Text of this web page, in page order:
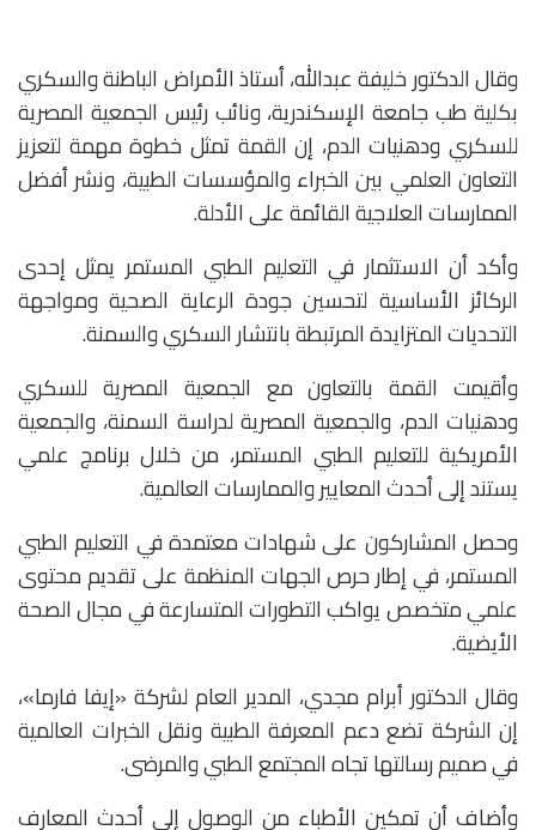
وقال الدكتور خليفة عبدالله، أستاذ الأمراض الباطنة والسكري
بكلية طب جامعة الإسكندرية، ونائب رئيس الجمعية المصرية
للسكري ودهنيات الدم، إن القمة تمثل خطوة مهمة لتعزيز
التعاون العلمي بين الخبراء والمؤسسات الطبية، ونشر أفضل
الممارسات العلاجية القائمة على الأدلة.
وأكد أن الاستثمار في التعليم الطبي المستمر يمثل إحدى
الركائز الأساسية لتحسين جودة الرعاية الصحية ومواجهة
التحديات المتزايدة المرتبطة بانتشار السكري والسمنة.
وأقيمت القمة بالتعاون مع الجمعية المصرية للسكري
ودهنيات الدم، والجمعية المصرية لدراسة السمنة، والجمعية
الأمريكية للتعليم الطبي المستمر، من خلال برنامج علمي
يستند إلى أحدث المعايير والممارسات العالمية.
وحصل المشاركون على شهادات معتمدة في التعليم الطبي
المستمر، في إطار حرص الجهات المنظمة على تقديم محتوى
علمي متخصص يواكب التطورات المتسارعة في مجال الصحة
الأيضية.
وقال الدكتور أبرام مجدي، المدير العام لشركة «إيفا فارما»،
إن الشركة تضع دعم المعرفة الطبية ونقل الخبرات العالمية
في صميم رسالتها تجاه المجتمع الطبي والمرضى.
وأضاف أن تمكين الأطباء من الوصول إلى أحدث المعارف